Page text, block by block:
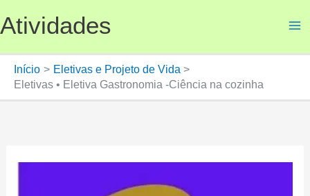
para
conteúdo
Atividades
Início
Eletivas e Projeto de Vida
Eletivas • Eletiva Gastronomia -Ciência na cozinha